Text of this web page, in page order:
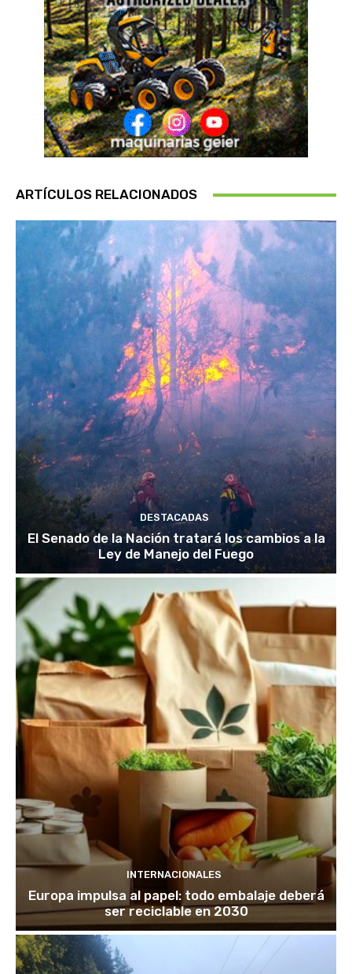
ARTÍCULOS RELACIONADOS
DESTACADAS
El Senado de la Nación tratará los cambios a la
Ley de Manejo del Fuego
INTERNACIONALES
Europa impulsa al papel: todo embalaje deberá
ser reciclable en 2030